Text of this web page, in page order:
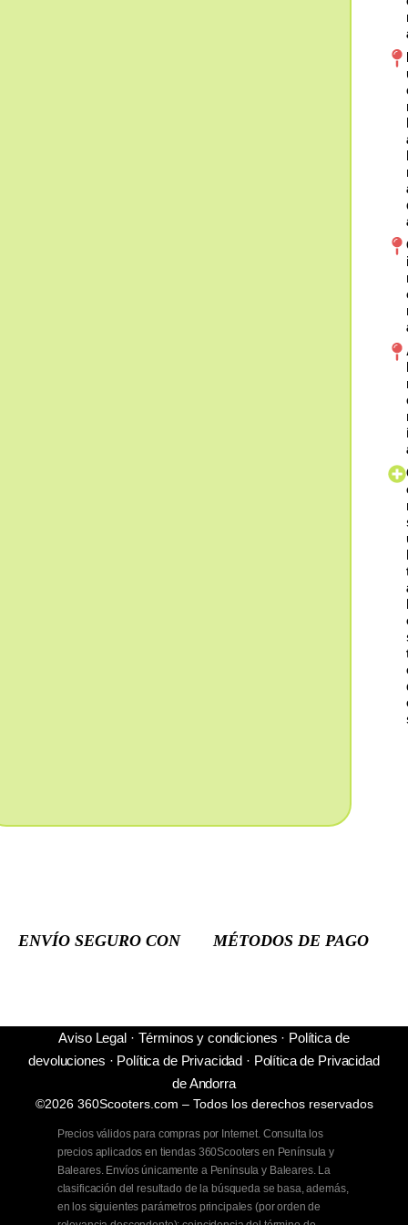
ENVÍO SEGURO CON MÉTODOS DE PAGO
Aviso Legal· Términos y condiciones · Política de
devoluciones · Política de Privacidad · Política de Privacidad
de Andorra
©2026 360Scooters.com – Todos los derechos reservados
Precios válidos para compras por Internet. Consulta los
precios aplicados en tiendas 360Scooters en Península y
Baleares. Envíos únicamente a Península y Baleares. La
clasificación del resultado de la búsqueda se basa, además,
en los siguientes parámetros principales (por orden de